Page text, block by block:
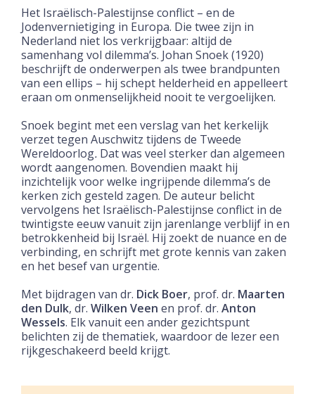
Het Israëlisch-Palestijnse conflict – en de
Jodenvernietiging in Europa. Die twee zijn in
Nederland niet los verkrijgbaar: altijd de
samenhang vol dilemma’s. Johan Snoek (1920)
beschrijft de onderwerpen als twee brandpunten
van een ellips – hij schept helderheid en appelleert
eraan om onmenselijkheid nooit te vergoelijken.
Snoek begint met een verslag van het kerkelijk
verzet tegen Auschwitz tijdens de Tweede
Wereldoorlog. Dat was veel sterker dan algemeen
wordt aangenomen. Bovendien maakt hij
inzichtelijk voor welke ingrijpende dilemma’s de
kerken zich gesteld zagen. De auteur belicht
vervolgens het Israëlisch-Palestijnse conflict in de
twintigste eeuw vanuit zijn jarenlange verblijf in en
betrokkenheid bij Israël. Hij zoekt de nuance en de
verbinding, en schrijft met grote kennis van zaken
en het besef van urgentie.
Met bijdragen van dr. Dick Boer, prof. dr. Maarten
den Dulk, dr. Wilken Veen en prof. dr. Anton
Wessels. Elk vanuit een ander gezichtspunt
belichten zij de thematiek, waardoor de lezer een
rijkgeschakeerd beeld krijgt.